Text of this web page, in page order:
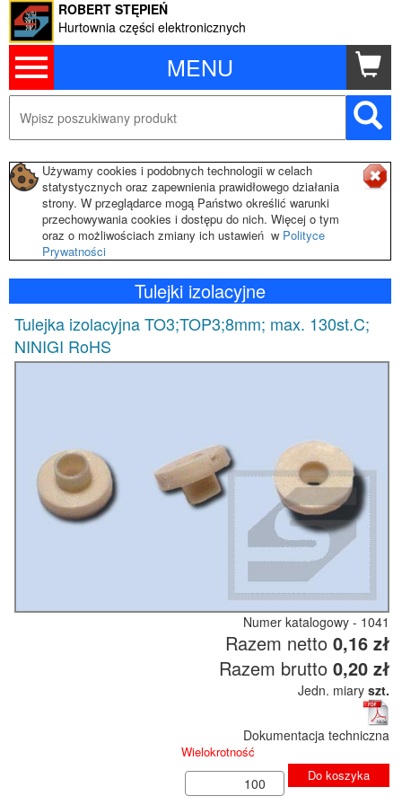
MENU
ROBERT STĘPIEŃ
Hurtownia części elektronicznych
Używamy cookies i podobnych technologii w celach
statystycznych oraz zapewnienia prawidłowego działania
strony. W przeglądarce mogą Państwo określić warunki
przechowywania cookies i dostępu do nich. Więcej o tym
oraz o możliwościach zmiany ich ustawień w Polityce
Prywatności
Tulejki izolacyjne
Tulejka izolacyjna TO3;TOP3;8mm; max. 130st.C;
NINIGI RoHS
Numer katalogowy - 1041
Razem netto 0,16 zł
Razem brutto 0,20 zł
Jedn. miary szt.
Dokumentacja techniczna
Wielokrotność
Do koszyka